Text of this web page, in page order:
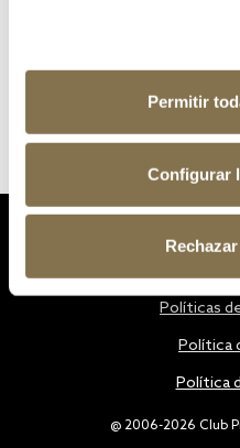
Permitir
Configurar
@ 2006-2026 Club
Políticas
Política
Política